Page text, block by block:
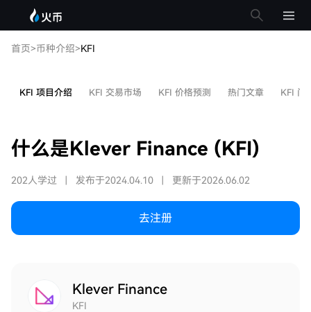
首页>币种介绍>KFI
KFI 项目介绍 KFI 交易市场 KFI 价格预测 热门文章 KFI 问
什么是Klever Finance (KFI)
202人学过 发布于2024.04.10 更新于2026.06.02
去注册
Klever Finance
KFI